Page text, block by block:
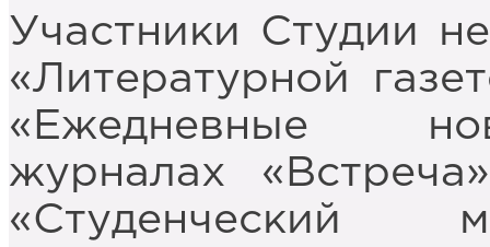
Участники Студии
«Литературной
«Ежедневные
журналах
«Студенческий